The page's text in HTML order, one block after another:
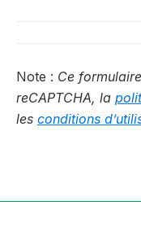
Note : Ce
reCAPTCHA, la
les conditions